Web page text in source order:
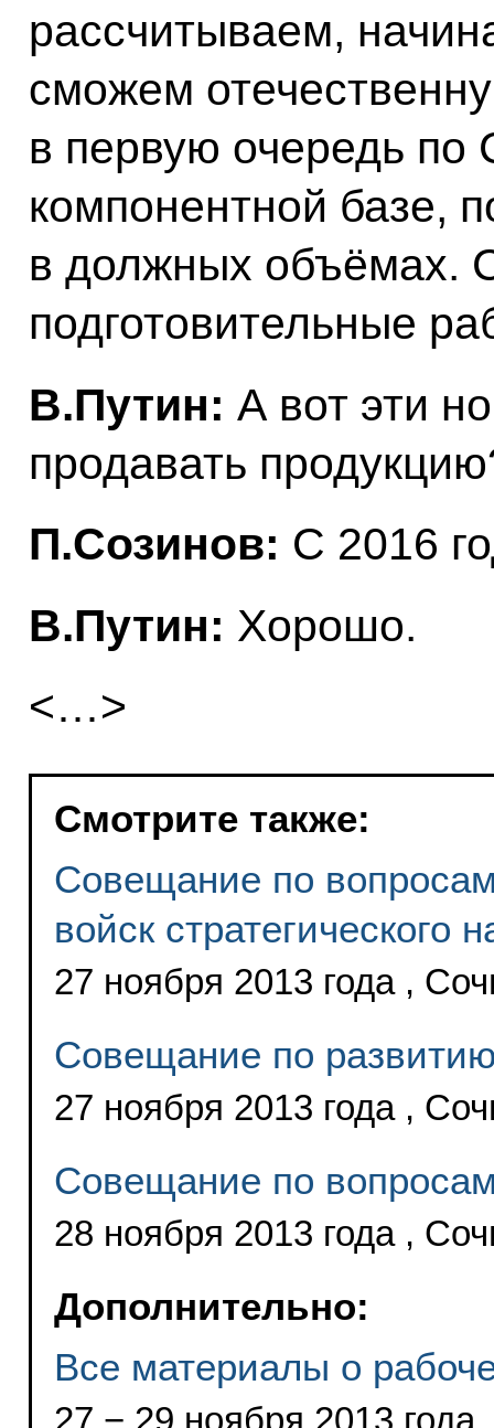
рассчитываем,
сможем
в первую очередь по
компонентной базе,
в должных объёмах.
подготовительные
В.Путин: А вот эти
продавать
П.Созинов: С 2016
В.Путин: Хорошо.
<…>
Смотрите также:
Совещание по
войск стратегического
27 ноября 2013 года ,
Совещание по
27 ноября 2013 года ,
Совещание по
28 ноября 2013 года ,
Дополнительно:
Все материалы о